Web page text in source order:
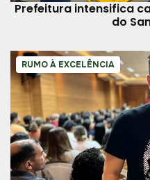
Prefeitura intensifica
do
RUMO À EXCELÊNCIA